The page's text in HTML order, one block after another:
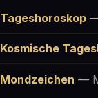
Tageshoroskop
Kosmische
Mondzeichen —